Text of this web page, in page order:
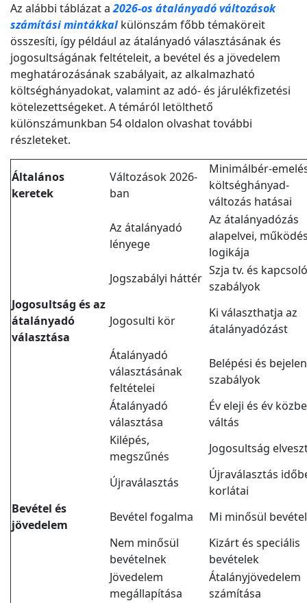
Az alábbi táblázat a2026-os átalányadó változások
számítási mintákkalkülönszám főbb témaköreit
összesíti, így például az átalányadó választásának és
jogosultságának feltételeit, a bevétel és a jövedelem
meghatározásának szabályait, az alkalmazható
költséghányadokat, valamint az adó- és járulékfizetési
kötelezettségeket. A témáról letölthető
különszámunkban 54 oldalon olvashat további
részleteket.
Általános
keretek
Változások 2026-
ban
Minimálbér-
költséghányad-
változás hatásai
Az átalányadó
lényege
Az átalányadózás
alapelvei,
logikája
Jogszabályi háttér
Szja tv. és
szabályok
Jogosultság és az
átalányadó
választása
Jogosulti kör
Ki választhatja az
átalányadózást
Átalányadó
választásának
feltételei
Belépési és
szabályok
Átalányadó
választása
Év eleji és év
váltás
Kilépés,
megszűnés
Jogosultság
Újraválasztás
Újraválasztás
korlátai
Bevétel és
jövedelem
Bevétel fogalma
Mi minősül
Nem minősül
bevételnek
Kizárt és speciális
bevételek
Jövedelem
megállapítása
Átalányjövedelem
számítása